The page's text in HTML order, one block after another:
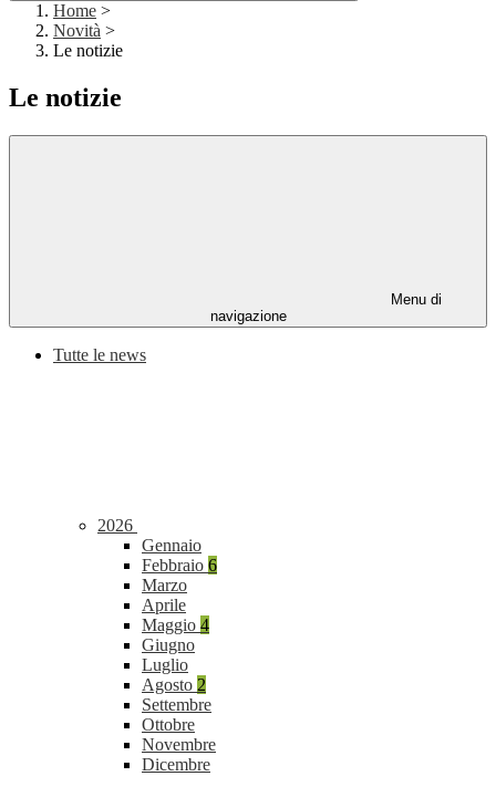
Home >
Novità >
Le notizie
Le notizie
Menu di
navigazione
Tutte le news
2026
Gennaio
Febbraio 6
Marzo
Aprile
Maggio 4
Giugno
Luglio
Agosto 2
Settembre
Ottobre
Novembre
Dicembre